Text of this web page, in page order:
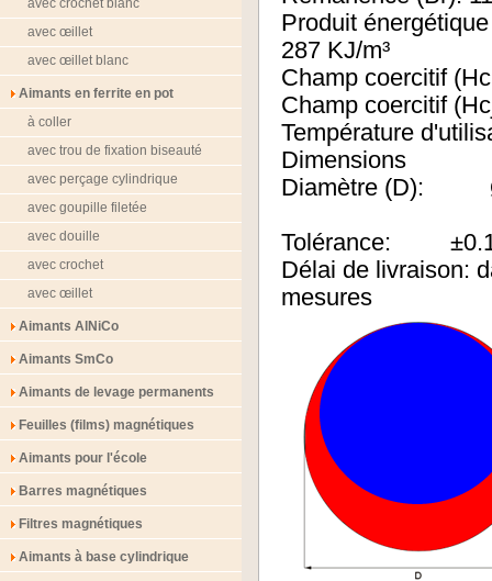
avec crochet blanc
avec œillet
avec œillet blanc
Aimants en ferrite en pot
à coller
avec trou de fixation biseauté
avec perçage cylindrique
avec goupille filetée
avec douille
avec crochet
avec œillet
Aimants AlNiCo
Aimants SmCo
Aimants de levage permanents
Feuilles (films) magnétiques
Aimants pour l'école
Barres magnétiques
Filtres magnétiques
Aimants à base cylindrique
Produit
287 KJ/m³
Champ
Champ coercitif
Température
Dimensions
Diamètre (D):
Tolérance:
Délai de livraison:
mesures